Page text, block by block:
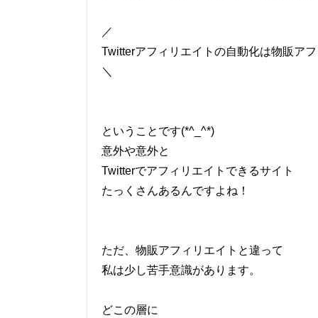
／
Twitterアフィリエイトの自動化は物販ア
＼
ということです(*^_^*)
意外や意外と
Twitterでアフィリエイトできるサイト
たっくさんあるんですよね！
ただ、物販アフィリエイトと違って
私は少し苦手意識があります。
どこの層に